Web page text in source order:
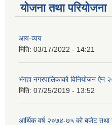
योजना तथा परियोजना
आय-व्यय
मिति: 03/17/2022 - 14:21
भंगहा नगरपालिकाको विनियोजन ऐन
मिति: 07/25/2019 - 13:52
आर्थिक वर्ष २०७४-७५ को बजेट तथा